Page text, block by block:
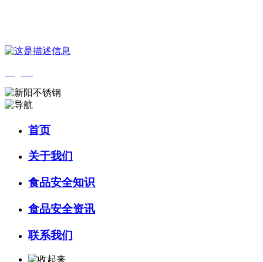
首页
关于我们
食品安全知识
食品安全资讯
联系我们